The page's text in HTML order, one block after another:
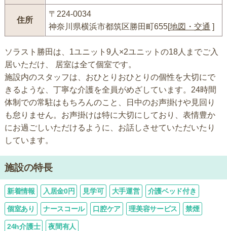
住所
〒224-0034
神奈川県横浜市都筑区勝田町655[地図・交通 ]
ソラスト勝田は、1ユニット9人×2ユニットの18人までご入
居いただけ、 居室は全て個室です。
施設内のスタッフは、おひとりおひとりの個性を大切にで
きるような、丁寧な介護を全員がめざしています。24時間
体制での常駐はもちろんのこと、日中のお声掛けや見回り
も怠りません。お声掛けは特に大切にしており、表情豊か
にお過ごしいただけるように、お話しさせていただいたり
しています。
施設の特長
新着情報 入居金0円 見学可 大手運営 介護ベッド付き
個室あり ナースコール 口腔ケア 理美容サービス 禁煙
24h介護士 夜間有人